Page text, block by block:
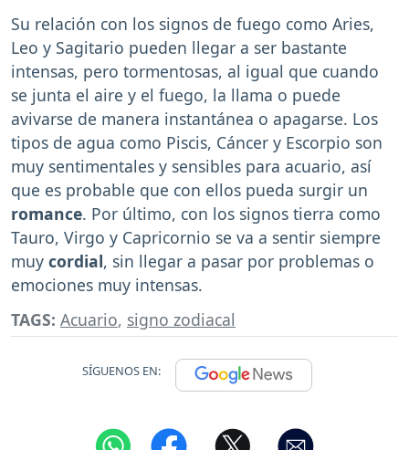
Su relación con los signos de fuego como Aries,
Leo y Sagitario pueden llegar a ser bastante
intensas, pero tormentosas, al igual que cuando
se junta el aire y el fuego, la llama o puede
avivarse de manera instantánea o apagarse. Los
tipos de agua como Piscis, Cáncer y Escorpio son
muy sentimentales y sensibles para acuario, así
que es probable que con ellos pueda surgir un
romance. Por último, con los signos tierra como
Tauro, Virgo y Capricornio se va a sentir siempre
muy cordial, sin llegar a pasar por problemas o
emociones muy intensas.
TAGS: Acuario, signo zodiacal
SÍGUENOS EN: